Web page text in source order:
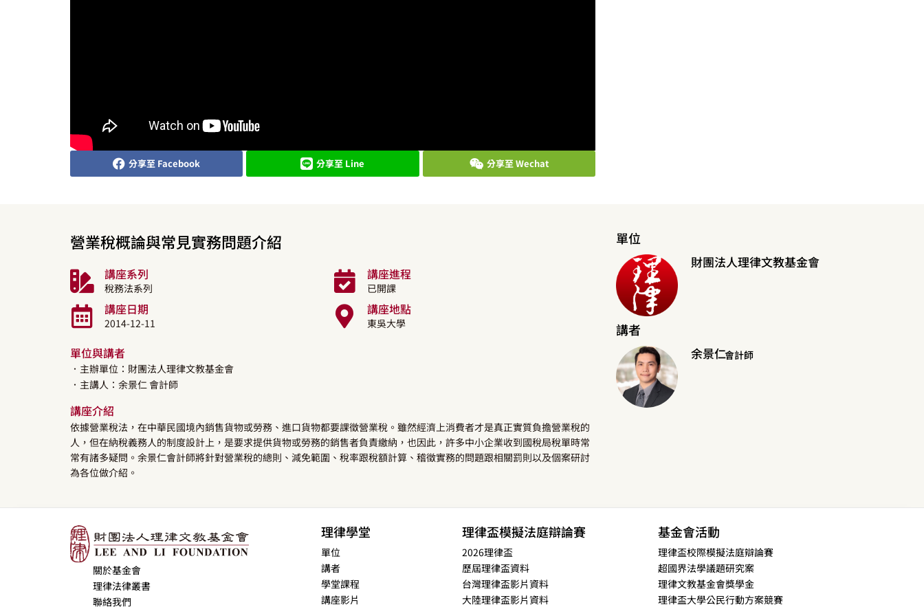
分享至 Facebook 分享至 Line 分享至 Wechat
營業稅概論與常見實務問題介紹
講座系列
稅務法系列
講座進程
已開課
講座日期
2014-12-11
講座地點
東吳大學
單位與講者
．主辦單位：財團法人理律文教基金會
．主講人： 余景仁會計師
講座介紹
依據營業稅法，在中華民國境內銷售貨物或勞務、進口貨物都要課徵營業稅。雖然經濟上消費者才是真正實質負擔營業稅的
人，但在納稅義務人的制度設計上，是要求提供貨物或勞務的銷售者負責繳納，也因此，許多中小企業收到國稅局稅單時常
常有諸多疑問。余景仁會計師將針對營業稅的總則、減免範圍、稅率跟稅額計算、稽徵實務的問題跟相關罰則以及個案研討
為各位做介紹。
單位
財團法人理律文教基金會
講者
余景仁會計師
關於基金會
理律法律叢書
聯絡我們
理律學堂
單位
講者
學堂課程
講座影片
理律盃模擬法庭辯論賽
2026理律盃
歷屆理律盃資料
台灣理律盃影片資料
大陸理律盃影片資料
基金會活動
理律盃校際模擬法庭辯論賽
超國界法學議題研究案
理律文教基金會獎學金
理律盃大學公民行動方案競賽